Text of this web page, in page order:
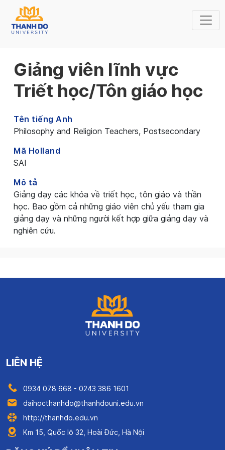
Giảng viên lĩnh vực
Triết học/Tôn giáo học
Tên tiếng Anh
Philosophy and Religion Teachers, Postsecondary
Mã Holland
SAI
Mô tả
Giảng dạy các khóa về triết học, tôn giáo và thần
học. Bao gồm cả những giáo viên chủ yếu tham gia
giảng dạy và những người kết hợp giữa giảng dạy và
nghiên cứu.
LIÊN HỆ
0934 078 668 - 0243 386 1601
daihocthanhdo@thanhdouni.edu.vn
http://thanhdo.edu.vn
Km 15, Quốc lộ 32, Hoài Đức, Hà Nội